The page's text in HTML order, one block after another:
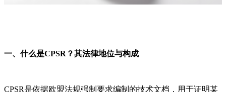
一、什么是CPSR？其法律地位与构成
CPSR是依据欧盟法规强制要求编制的技术文档，用于证明某